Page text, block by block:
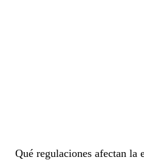
Qué regulaciones afectan la